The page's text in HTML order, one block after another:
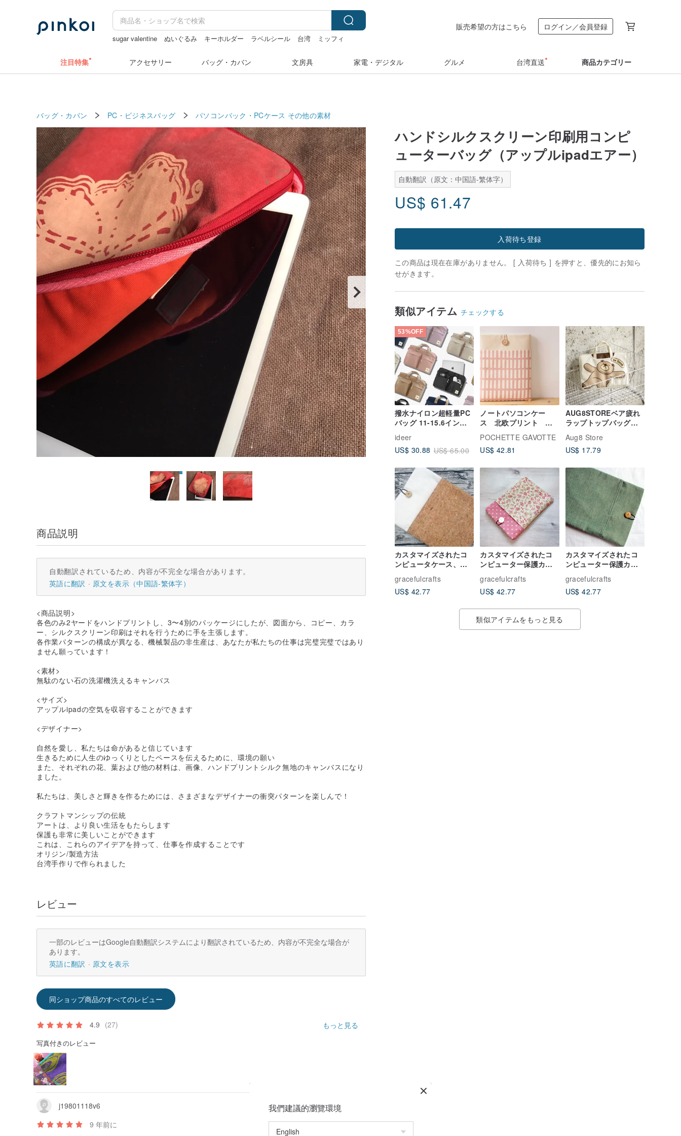
sugar valentine ぬいぐるみ キーホルダー ラベルシール 台湾
ミッフィ
販売希望の方はこちら ログイン／会員登録
注目特集 アクセサリー バッグ・カバン 文房具 家電・デジタル グルメ 台湾直送 商品カテゴリー
バッグ・カバン PC・ビジネスバッグ パソコンバック・PCケース その他の素材
ハンドシルクスクリーン印刷用コンピ
ューターバッグ（アップルipadエアー）
自動翻訳（原文：中国語-繁体字）
US$ 61.47
入荷待ち登録
この商品は現在在庫がありません。 [ 入荷待ち ] を押すと、優先的にお知ら
せがきます。
類似アイテム チェックする
53%OFF
撥水ナイロン超軽量PC
バッグ 11-15.6インチ
ノートPC ブリーフケー
ス スクールバッグ
macbook
ideer
US$ 30.88 US$ 65.00
ノートパソコンケー
ス 北欧プリント ピ
ンク １１号帆布 木
製ボタン
POCHETTE GAVOTTE
US$ 42.81
AUG8STOREベア疲れ
ラップトップバッグポ
ータブルブリーフケー
スiPadストレージ
Aug8 Store
US$ 17.79
カスタマイズされたコ
ンピュータケース、ラ
ップトップケース、コ
ンピュータケース、タ
ブレットケース（M-
gracefulcrafts
US$ 42.77
カスタマイズされたコ
ンピューター保護カバ
ー、ラップトップバッ
グ、コンピューターバ
ッグ、タブレットカバ
ンフローレット
gracefulcrafts
US$ 42.77
カスタマイズされたコ
ンピューター保護カバ
ー、ラップトップバッ
グ、コンピューターバ
ッグ、タブレットカバ
（M-241）
gracefulcrafts
US$ 42.77
類似アイテムをもっと見る
商品説明
自動翻訳されているため、内容が不完全な場合があります。
英語に翻訳
原文を表示（中国語-繁体字）
<商品説明>
各色のみ2ヤードをハンドプリントし、3〜4別のパッケージにしたが、図面から、コピー、カラ
ー、シルクスクリーン印刷はそれを行うために手を主張します。
各作業パターンの構成が異なる、機械製品の非生産は、あなたが私たちの仕事は完璧完璧ではあり
ません願っています！
<素材>
無駄のない石の洗濯機洗えるキャンバス
<サイズ>
アップルipadの空気を収容することができます
<デザイナー>
自然を愛し、私たちは命があると信じています
生きるために人生のゆっくりとしたペースを伝えるために、環境の願い
また、それぞれの花、葉および他の材料は、画像、ハンドプリントシルク無地のキャンバスになり
ました。
私たちは、美しさと輝きを作るためには、さまざまなデザイナーの衝突パターンを楽しんで！
クラフトマンシップの伝統
アートは、より良い生活をもたらします
保護も非常に美しいことができます
これは、これらのアイデアを持って、仕事を作成することです
オリジン/製造方法
台湾手作りで作られました
レビュー
一部のレビューはGoogle自動翻訳システムにより翻訳されているため、内容が不完全な場合が
あります。
英語に翻訳
原文を表示
同ショップ商品のすべてのレビュー
4.9 (27) もっと見る
写真付きのレビュー
j19801118v6
9 年前に
我們建議的瀏覽環境